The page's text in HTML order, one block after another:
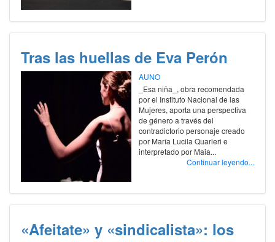
Tras las huellas de Eva Perón
AUNO
_Esa niña_, obra recomendada
por el Instituto Nacional de las
Mujeres, aporta una perspectiva
de género a través del
contradictorio personaje creado
por María Lucila Quarleri e
interpretado por Maia...
Continuar leyendo...
«Afeitate» y «sindicalista»: los